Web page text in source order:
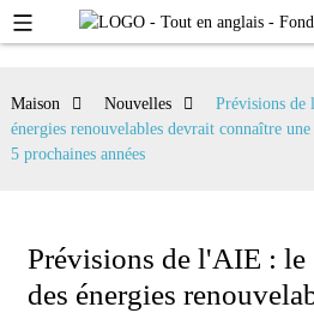
+86
+86
Maison Nouvelles
Prévisions de
énergies renouvelables devrait connaître
5 prochaines années
Prévisions de l'AIE : le
des énergies